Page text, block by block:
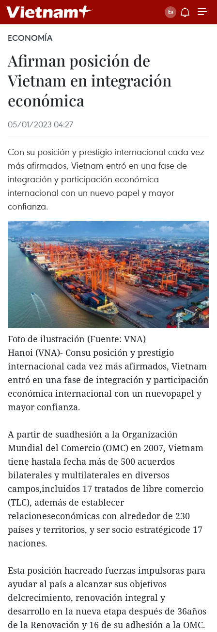
ECONOMÍA
Afirman posición de
Vietnam en integración
económica
05/01/2023 04:27
Con su posición y prestigio internacional cada vez
más afirmados, Vietnam entró en una fase de
integración y participación económica
internacional con un nuevo papel y mayor
confianza.
Foto de ilustración (Fuente: VNA)
Hanoi (VNA)- Consu posición y prestigio
internacional cada vez más afirmados, Vietnam
entró en una fase de integración y participación
económica internacional con un nuevopapel y
mayor confianza.
A partir de suadhesión a la Organización
Mundial del Comercio (OMC) en 2007, Vietnam
tiene hastala fecha más de 500 acuerdos
bilaterales y multilaterales en diversos
campos,incluidos 17 tratados de libre comercio
(TLC), además de establecer
relacioneseconómicas con alrededor de 230
países y territorios, y ser socio estratégicode 17
naciones.
Esta posición hacreado fuerzas impulsoras para
ayudar al país a alcanzar sus objetivos
delcrecimiento, renovación integral y
desarrollo en la nueva etapa después de 36años
de la Renovación y 16 de su adhesión a la OMC.